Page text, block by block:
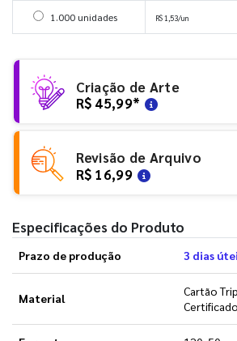
Selecionar 1000 unidades
1.000 unidades R$ 1,53/un
Criação de Arte
R$ 45,99*
Revisão de Arquivo
R$ 16,99
Especificações do Produto
Prazo de produção 3 dias
Material
Cartão